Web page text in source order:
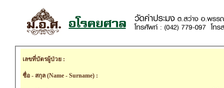
เลขที่บัตรผู้ป่วย :
ชื่อ - สกุล (Name - Surname) :